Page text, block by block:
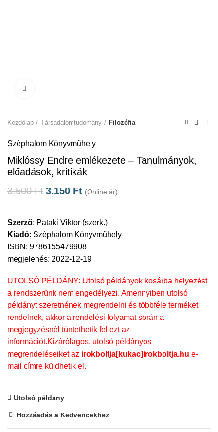
Kezdőlap Társadalomtudomány Filozófia
Széphalom Könyvműhely
Miklóssy Endre emlékezete – Tanulmányok,
előadások, kritikák
3.500Ft 3.150 Ft (Online ár)
Szerző: Pataki Viktor (szerk.)
Kiadó: Széphalom Könyvműhely
ISBN: 9786155479908
megjelenés: 2022-12-19
UTOLSÓ PÉLDÁNY: Utolsó példányok kosárba helyezést
a rendszerünk nem engedélyezi. Amennyiben utolsó
példányt szeretnének megrendelni és többféle terméket
rendelnek, akkor a rendelési folyamat során a
megjegyzésnél tüntethetik fel ezt az
információt.Kizárólagos, utolsó példányos
megrendeléseiket az irokboltja[kukac]irokboltja.hu e-
mail címre küldhetik el.
Utolsó példány
Hozzáadás a Kedvencekhez